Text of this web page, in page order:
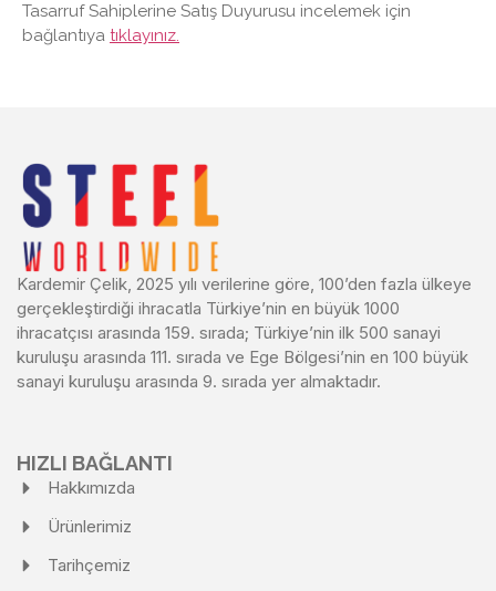
Tasarruf Sahiplerine Satış Duyurusu incelemek için
bağlantıya tıklayınız.
Kardemir Çelik, 2025 yılı verilerine göre, 100’den fazla ülkeye
gerçekleştirdiği ihracatla Türkiye’nin en büyük 1000
ihracatçısı arasında 159. sırada; Türkiye’nin ilk 500 sanayi
kuruluşu arasında 111. sırada ve Ege Bölgesi’nin en 100 büyük
sanayi kuruluşu arasında 9. sırada yer almaktadır.
HIZLI BAĞLANTI
Hakkımızda
Ürünlerimiz
Tarihçemiz